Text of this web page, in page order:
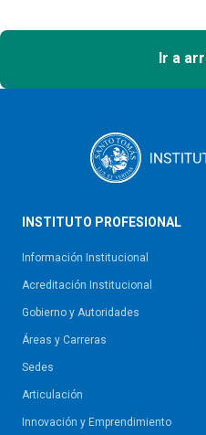
Ir a
INSTITUTO PROFESIONAL
Información Institucional
Acreditación Institucional
Gobierno y Autoridades​
Áreas y Carreras
Sedes
Articulación
Innovación y Emprendimiento